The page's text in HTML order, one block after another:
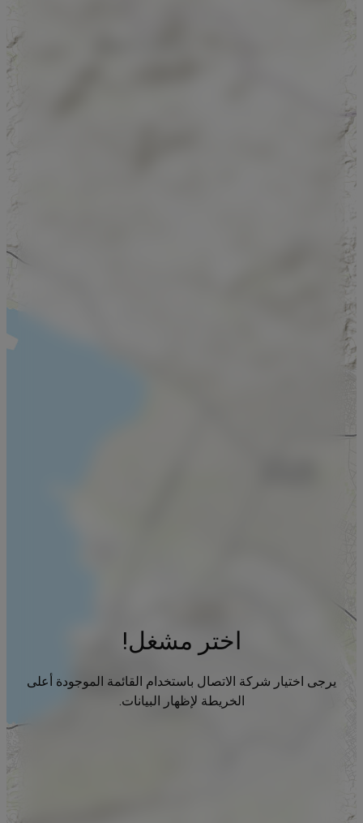
اختر مشغل!
يرجى اختيار شركة الاتصال باستخدام القائمة الموجودة أعلى
الخريطة لإظهار البيانات.